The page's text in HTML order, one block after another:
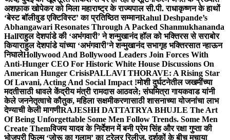
अशफ़ाक खोपेकर को मिला महाराष्ट्र के राज्यपाल सी.पी. राधाकृष्णन के हाथों
‘बेस्ट बॉलीवुड एक्टिविस्ट’ का प्रतिष्ठित सम्मानRahul Deshpande’s
Abhangawari Resonates Through A Packed Shanmukhananda
Hallराहुल देशपांडे की ‘अभंगवारी’ ने शन्मुखानंद हॉल को भक्तिरस से सराबोर
कियाराहुल देशपांडे यांच्या ‘अभंगवारी’ने शन्मुखानंद सभागृह भक्तिरसात न्हाऊन
निघालेHollywood And Bollywood Leaders Join Forces With
Anti-Hunger CEO For Historic White House Discussions On
American Hunger CrisisPALLAVI THORAVE: A Rising Star
Of Lavani, Acting And Social Impact !मोशी दुर्घटनेतील जखमींच्या
मदतीसाठी धावले केंद्रीय मंत्री रामदास आठवले; संघमित्रा गायकवाड यांनी
केले जननेतृत्वाचे कौतुक, महिला सक्षमीकरणासाठी शासनाच्या योजनांचा लाभ
देण्याची केली मागणीRAJESHH DATTATRYA BHUJLE The Art
Of Being Unforgettable Some Men Follow Trends. Some Men
Create Themविजय यादव के निर्देशन में बनी प्रेम सिंह और रक्षा गुप्ता की
भोजपुरी फिल्म ‘जोरू का गुलाम’ का ट्रेलर रिलीज, दर्शकों के बीच मचाया